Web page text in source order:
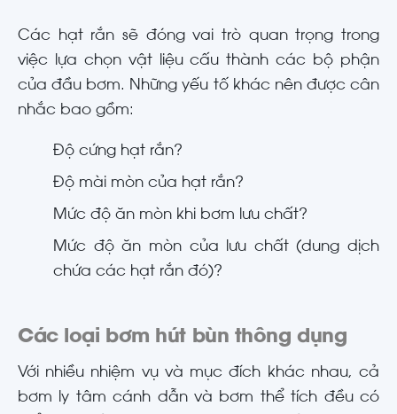
Các hạt rắn sẽ đóng vai trò quan trọng trong
việc lựa chọn vật liệu cấu thành các bộ phận
của đầu bơm. Những yếu tố khác nên được cân
nhắc bao gồm:
Độ cứng hạt rắn?
Độ mài mòn của hạt rắn?
Mức độ ăn mòn khi bơm lưu chất?
Mức độ ăn mòn của lưu chất (dung dịch
chứa các hạt rắn đó)?
Các loại bơm hút bùn thông dụng
Với nhiều nhiệm vụ và mục đích khác nhau, cả
bơm ly tâm cánh dẫn và bơm thể tích đều có